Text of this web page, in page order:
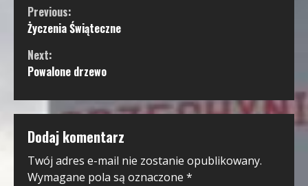
Continue
Reading
Previous:
Życzenia Świąteczne
Next:
Powalone drzewo
Dodaj komentarz
Twój adres e-mail nie zostanie opublikowany.
Wymagane pola są oznaczone *